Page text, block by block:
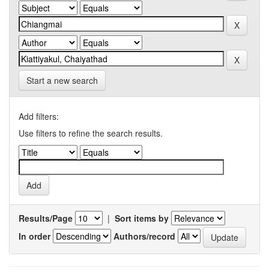
Start a new search
Add filters:
Use filters to refine the search results.
Results/Page | Sort items by
In order
Authors/record